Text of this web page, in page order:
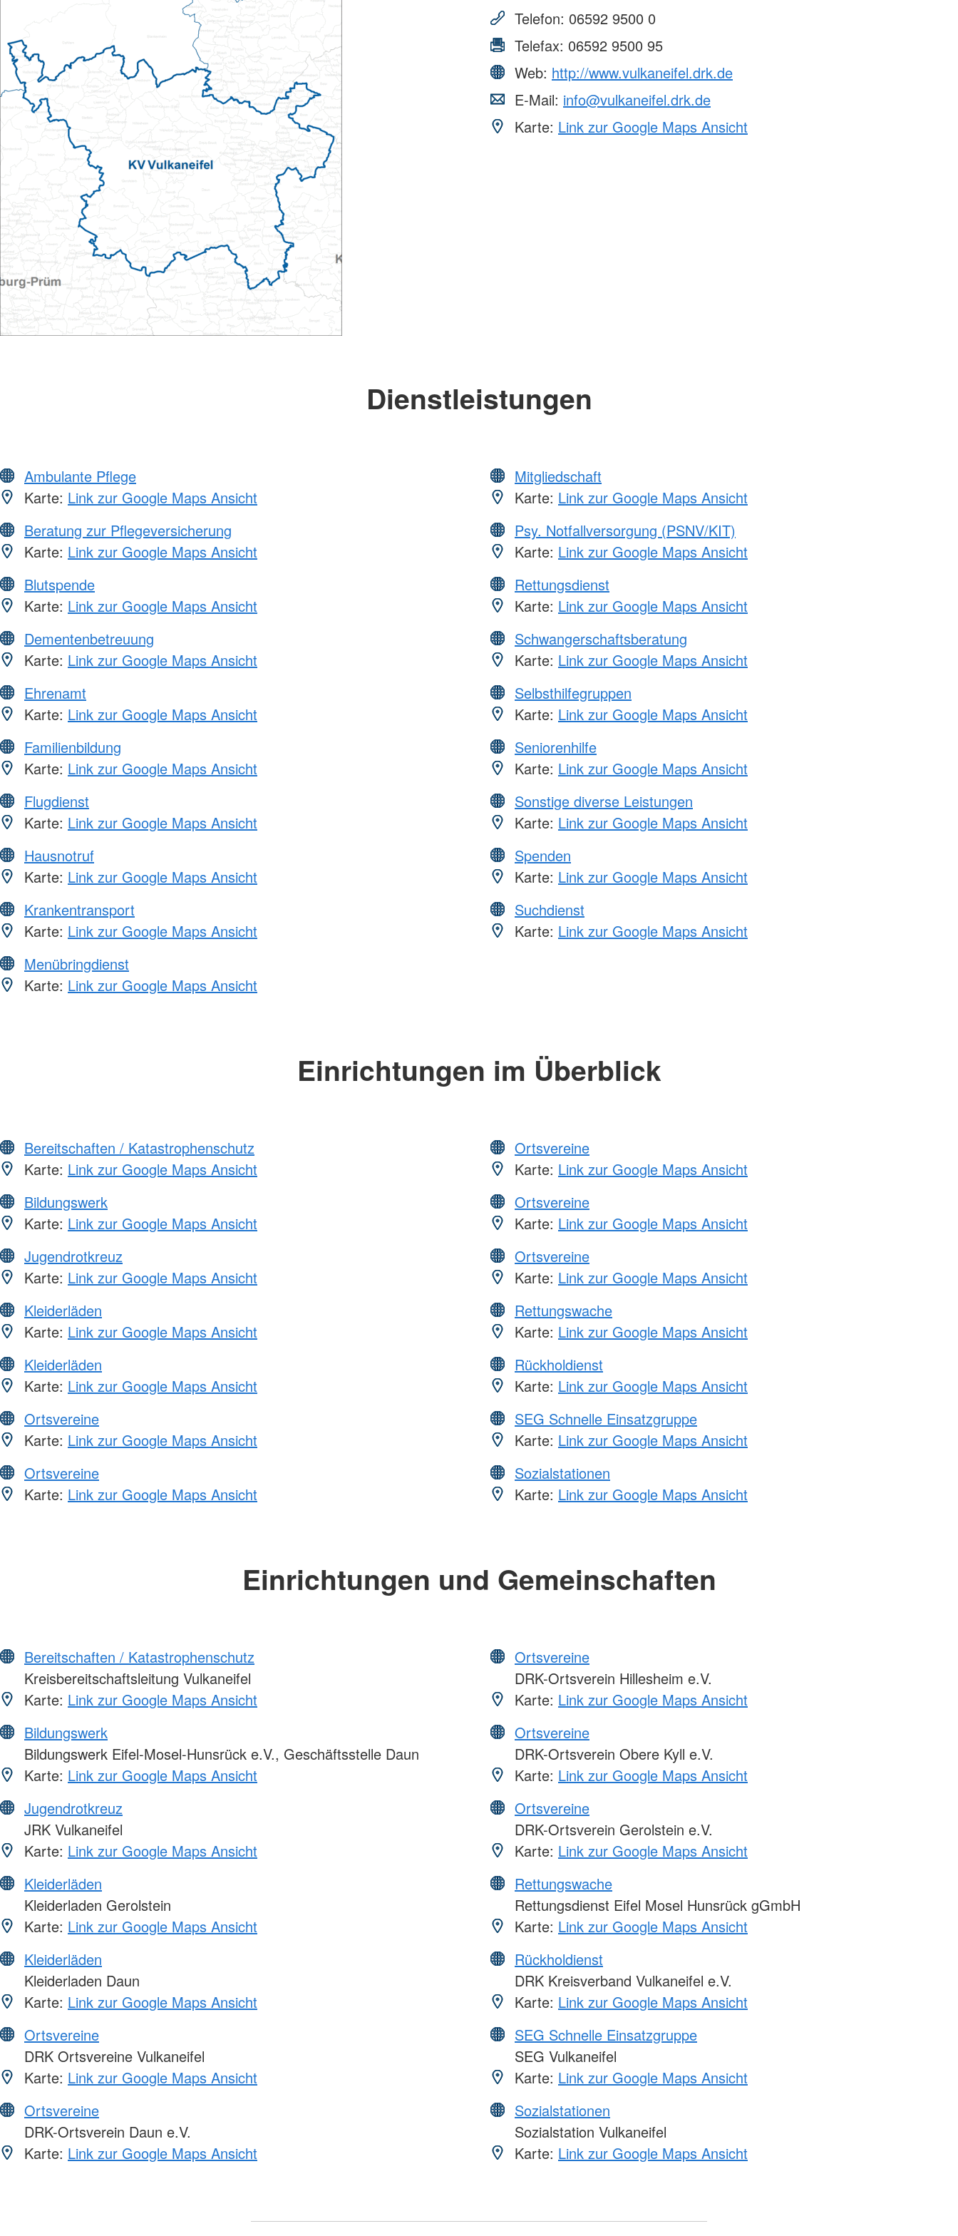
Hilfs-Mittel-Verleih
Servicewohnen-Sonnenpark
Tages-Pflege
Telefon: 06592 9500 0
Telefax: 06592 9500 95
Web: http://www.vulkaneifel.drk.de
E-Mail: info@vulkaneifel.drk.de
Karte: Link zur Google Maps Ansicht
Dienstleistungen
Ambulante Pflege
Karte: Link zur Google Maps Ansicht
Beratung zur Pflegeversicherung
Karte: Link zur Google Maps Ansicht
Blutspende
Karte: Link zur Google Maps Ansicht
Dementenbetreuung
Karte: Link zur Google Maps Ansicht
Ehrenamt
Karte: Link zur Google Maps Ansicht
Familienbildung
Karte: Link zur Google Maps Ansicht
Flugdienst
Karte: Link zur Google Maps Ansicht
Hausnotruf
Karte: Link zur Google Maps Ansicht
Krankentransport
Karte: Link zur Google Maps Ansicht
Menübringdienst
Karte: Link zur Google Maps Ansicht
Mitgliedschaft
Karte: Link zur Google Maps Ansicht
Psy. Notfallversorgung (PSNV/KIT)
Karte: Link zur Google Maps Ansicht
Rettungsdienst
Karte: Link zur Google Maps Ansicht
Schwangerschaftsberatung
Karte: Link zur Google Maps Ansicht
Selbsthilfegruppen
Karte: Link zur Google Maps Ansicht
Seniorenhilfe
Karte: Link zur Google Maps Ansicht
Sonstige diverse Leistungen
Karte: Link zur Google Maps Ansicht
Spenden
Karte: Link zur Google Maps Ansicht
Suchdienst
Karte: Link zur Google Maps Ansicht
Einrichtungen im Überblick
Bereitschaften / Katastrophenschutz
Karte: Link zur Google Maps Ansicht
Bildungswerk
Karte: Link zur Google Maps Ansicht
Jugendrotkreuz
Karte: Link zur Google Maps Ansicht
Kleiderläden
Karte: Link zur Google Maps Ansicht
Kleiderläden
Karte: Link zur Google Maps Ansicht
Ortsvereine
Karte: Link zur Google Maps Ansicht
Ortsvereine
Karte: Link zur Google Maps Ansicht
Ortsvereine
Karte: Link zur Google Maps Ansicht
Ortsvereine
Karte: Link zur Google Maps Ansicht
Ortsvereine
Karte: Link zur Google Maps Ansicht
Rettungswache
Karte: Link zur Google Maps Ansicht
Rückholdienst
Karte: Link zur Google Maps Ansicht
SEG Schnelle Einsatzgruppe
Karte: Link zur Google Maps Ansicht
Sozialstationen
Karte: Link zur Google Maps Ansicht
Einrichtungen und Gemeinschaften
Bereitschaften / Katastrophenschutz
Kreisbereitschaftsleitung Vulkaneifel
Karte: Link zur Google Maps Ansicht
Bildungswerk
Bildungswerk Eifel-Mosel-Hunsrück e.V., Geschäftsstelle Daun
Karte: Link zur Google Maps Ansicht
Jugendrotkreuz
JRK Vulkaneifel
Karte: Link zur Google Maps Ansicht
Kleiderläden
Kleiderladen Gerolstein
Karte: Link zur Google Maps Ansicht
Kleiderläden
Kleiderladen Daun
Karte: Link zur Google Maps Ansicht
Ortsvereine
DRK Ortsvereine Vulkaneifel
Karte: Link zur Google Maps Ansicht
Ortsvereine
DRK-Ortsverein Daun e.V.
Karte: Link zur Google Maps Ansicht
Ortsvereine
DRK-Ortsverein Hillesheim e.V.
Karte: Link zur Google Maps Ansicht
Ortsvereine
DRK-Ortsverein Obere Kyll e.V.
Karte: Link zur Google Maps Ansicht
Ortsvereine
DRK-Ortsverein Gerolstein e.V.
Karte: Link zur Google Maps Ansicht
Rettungswache
Rettungsdienst Eifel Mosel Hunsrück gGmbH
Karte: Link zur Google Maps Ansicht
Rückholdienst
DRK Kreisverband Vulkaneifel e.V.
Karte: Link zur Google Maps Ansicht
SEG Schnelle Einsatzgruppe
SEG Vulkaneifel
Karte: Link zur Google Maps Ansicht
Sozialstationen
Sozialstation Vulkaneifel
Karte: Link zur Google Maps Ansicht